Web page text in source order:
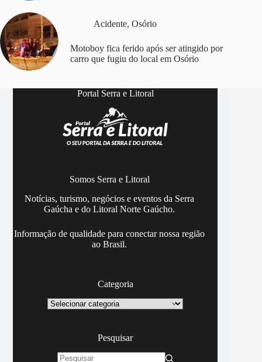
Acidente, Osório
Motoboy fica ferido após ser atingido por
carro que fugiu do local em Osório
Portal Serra e Litoral
Somos Serra e Litoral
Notícias, turismo, negócios e eventos da Serra
Gaúcha e do Litoral Norte Gaúcho.
Informação de qualidade para conectar nossa região
ao Brasil.
Categoria
Categoria
Pesquisar